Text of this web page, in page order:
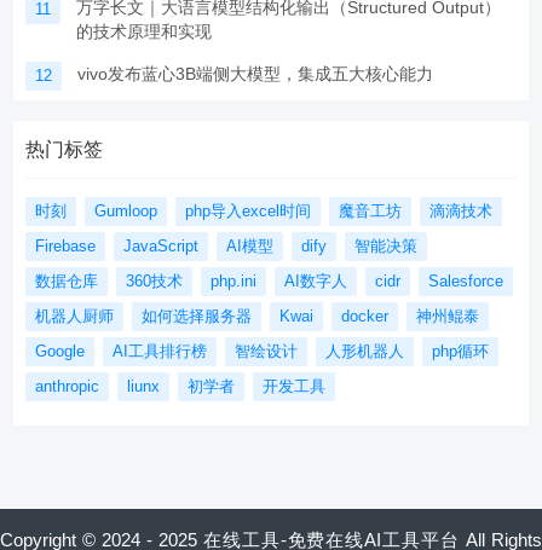
11
万字长文｜大语言模型结构化输出（Structured Output）
的技术原理和实现
12 vivo发布蓝心3B端侧大模型，集成五大核心能力
热门标签
时刻 Gumloop php导入excel时间 魔音工坊
滴滴技术
Firebase
JavaScript AI模型 dify
智能决策
数据仓库
360技术 php.ini AI数字人 cidr
Salesforce
机器人厨师
如何选择服务器 Kwai docker
神州鲲泰
Google
AI工具排行榜 智绘设计 人形机器人
php循环
anthropic
liunx 初学者 开发工具
Copyright © 2024 - 2025 在线工具-免费在线AI工具平台 All Rights